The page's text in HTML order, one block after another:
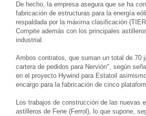
De hecho, la empresa asegura que se ha
fabricación de estructuras para la energía
respaldada por la máxima clasificación
Compite además con los principales
industrial.
Ambos contratos, que suman un total de 70
cartera de pedidos para Nervión", según
en el proyecto Hywind para Estatoil
encargo para la fabricación de cinco
Los trabajos de construcción de las nuevas
astilleros de Fene (Ferrol), lo que supone,